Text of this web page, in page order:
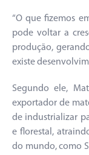
“O que fizemos
pode voltar a
produção,
existe
Segundo ele,
exportador de
de industrializar
e florestal,
do mundo, como